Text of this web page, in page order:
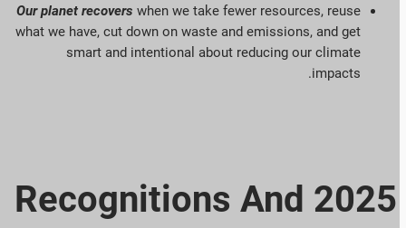
Our planet recoverswhen we take fewer resources, reuse
what we have, cut down on waste and emissions, and get
smart and intentional about reducing our climate
impacts.
2025 Recognitions And